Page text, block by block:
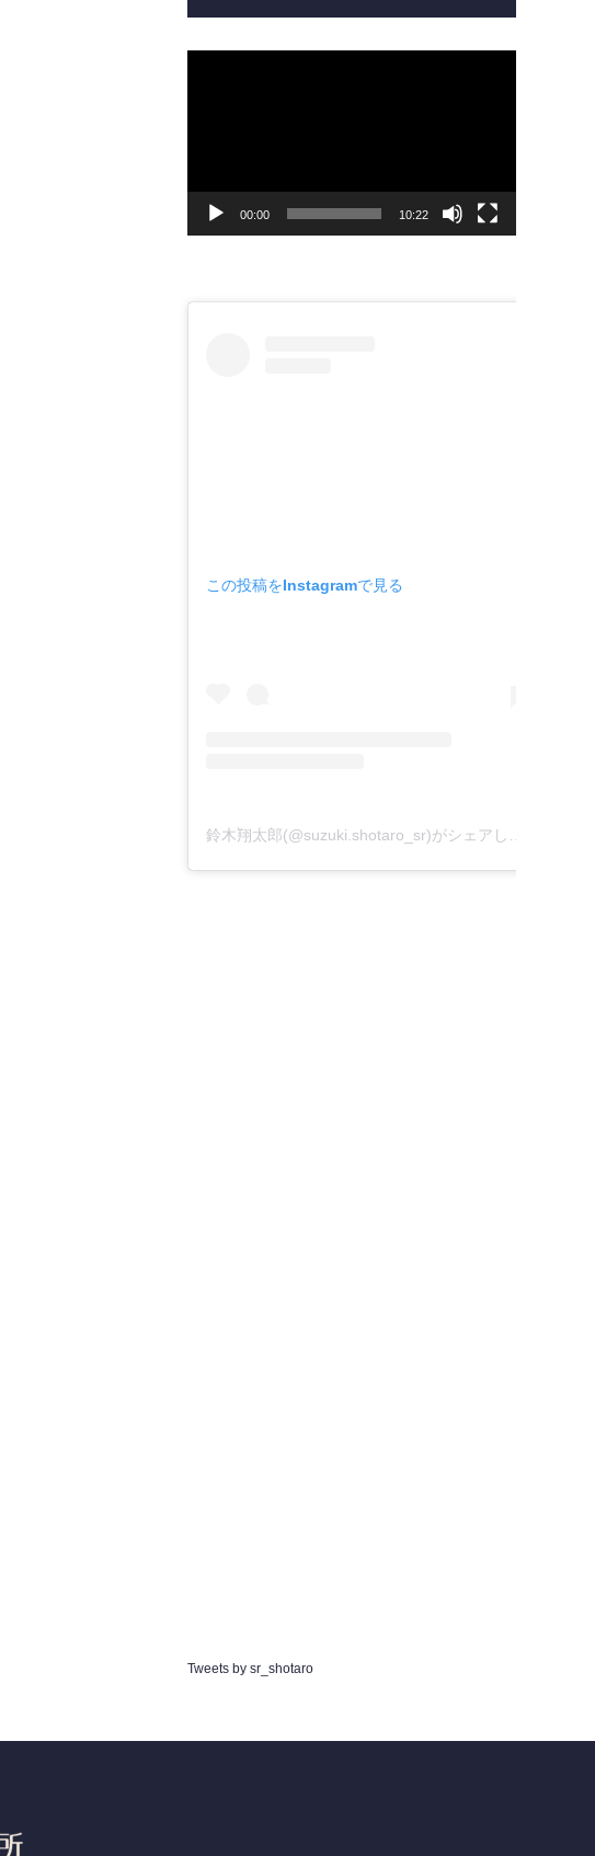
00:00 10:22
この投稿をInstagramで見る
鈴木翔太郎(@suzuki.shotaro_sr)がシェアした投稿
Tweets by sr_shotaro